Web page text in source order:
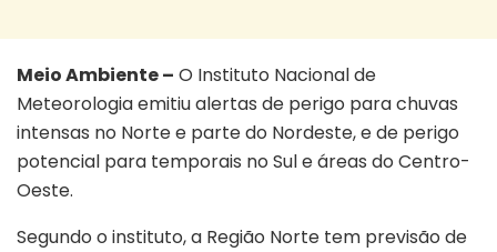
Meio Ambiente – O Instituto Nacional de
Meteorologia emitiu alertas de perigo para chuvas
intensas no Norte e parte do Nordeste, e de perigo
potencial para temporais no Sul e áreas do Centro-
Oeste.
Segundo o instituto, a Região Norte tem previsão de